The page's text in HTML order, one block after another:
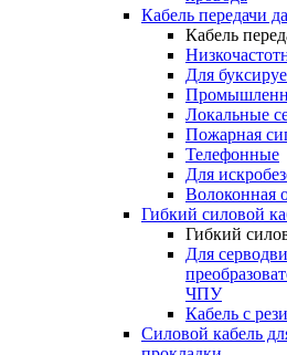
Кабель передачи
Кабель
Для
Локальные
Пожарная
Телефонные
Для
Волоконная
Гибкий силовой
Гибкий
Для
ЧПУ
Кабель с
Силовой кабель